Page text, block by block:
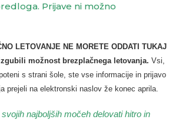
Prijave ni možno
LETOVANJE NE MORETE ODDATI TUKAJ
možnost brezplačnega letovanja. Vsi,
s strani šole, ste vse informacije in prijavo
prejeli na elektronski naslov že konec aprila.
najboljših močeh delovati hitro in